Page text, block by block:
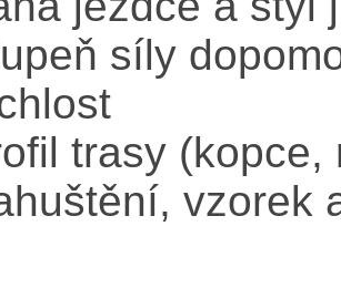
síly
trasy
vzorek